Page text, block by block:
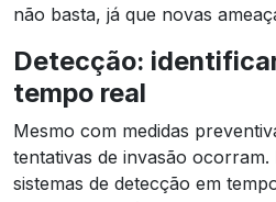
não basta, já que novas
Detecção:
tempo real
Mesmo com medidas
tentativas de invasão ocorram.
sistemas de detecção em